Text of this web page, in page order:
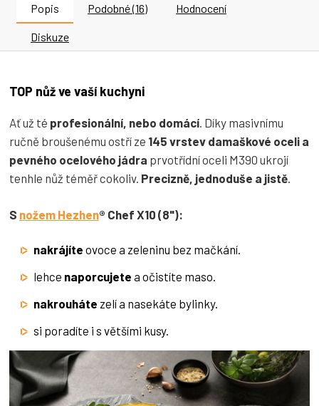
Popis Podobné (16) Hodnocení
Diskuze
TOP nůž ve vaší kuchyni
Ať už té profesionální, nebo domácí . Díky masivnímu
ručně broušenému ostří ze 145 vrstev damaškové oceli a
pevného ocelového jádra prvotřídní oceli M390 ukrojí
tenhle nůž téměř cokoliv. Precizně, jednoduše a jistě
S nožem Hezhen® Chef X10 (8"):
nakrájíte ovoce a zeleninu bez mačkání.
lehce naporcujete a očistíte maso.
nakrouháte zelí a nasekáte bylinky.
si poradíte i s většími kusy.